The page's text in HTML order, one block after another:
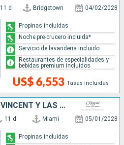
11 d Bridgetown 04/02/2028
US$ 6,553 Tasas incluidas
Propinas incluidas
Noche pre-crucero incluida*
Servicio de lavanderia incluido
Restaurantes de especialidades y
bebidas premium incluidos
ESTADOS UNIDOS, SAN VINCENT Y LAS GRANADINAS, FRANCIA, SAN MARTÍN, DOMINICA, SANTA LUCIA, BARBADOS
11 d Miami 05/01/2028
Propinas incluidas